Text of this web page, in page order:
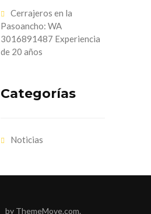
Cerrajeros en la
Pasoancho: WA
3016891487 Experiencia
de 20 años
Categorías
Noticias
by ThemeMove.com.